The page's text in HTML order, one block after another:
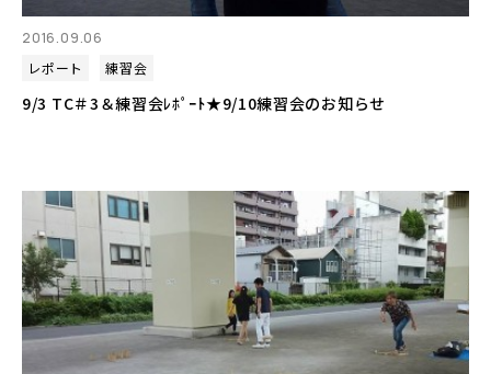
2016.09.06
レポート
練習会
9/3 TC＃3＆練習会ﾚﾎﾟｰﾄ★9/10練習会のお知らせ